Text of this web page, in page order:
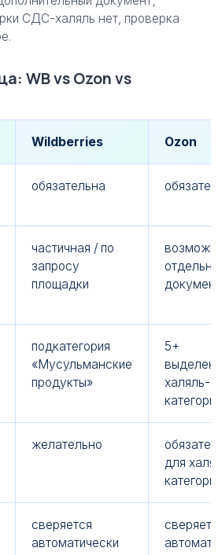
СДС-халяль нет, проверка
WB vs Ozon vs
Wildberries Ozon
обязательна
частичная / по
запросу
площадки
подкатегория
«Мусульманские
продукты»
5+
халяль-
категорий
желательно
для
категории
сверяется
автоматически